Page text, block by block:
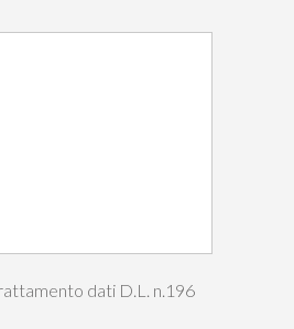
dati D.L. n.196